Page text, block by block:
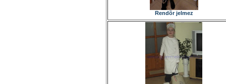
Rendõr jelmez